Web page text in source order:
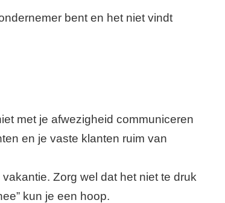
bent en het niet vindt
met je afwezigheid communiceren
en je vaste klanten ruim van
Zorg wel dat het niet te druk
kun je een hoop.